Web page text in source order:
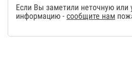
Если Вы заметили неточную или
информацию - сообщите нам